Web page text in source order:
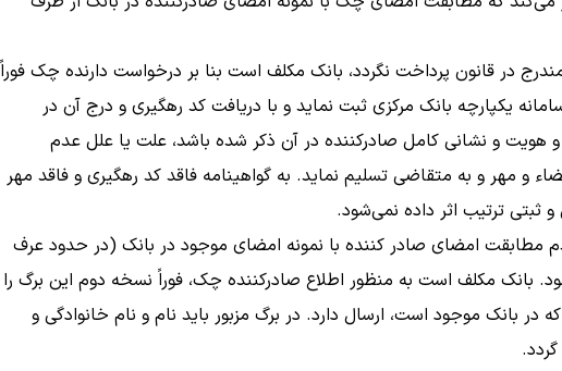
در قانون پرداخت نگردد، بانک مکلف است بنا بر درخواست دارنده چک فوراً
یکپارچه بانک مرکزی ثبت نماید و با دریافت کد رهگیری و درج آن در
و نشانی کامل صادرکننده در آن ذکر شده باشد، علت یا علل عدم
و مهر و به متقاضی تسلیم نماید. به گواهینامه فاقد کد رهگیری و فاقد مهر
ترتیب اثر داده نمی‌شود.
مطابقت امضای صادر کننده با نمونه امضای موجود در بانک (در حدود عرف
بانک مکلف است به منظور اطلاع صادرکننده چک، فوراً نسخه دوم این برگ را
بانک موجود است، ارسال دارد. در برگ مزبور باید نام و نام خانوادگی و